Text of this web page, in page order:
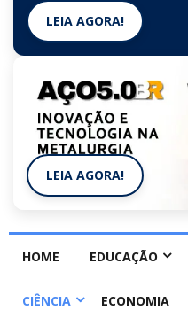
LEIA AGORA!
LEIA AGORA!
HOME EDUCAÇÃO
CIÊNCIA ECONOMIA